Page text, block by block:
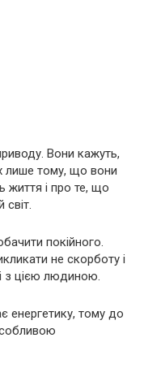
Вони кажуть,
лише тому, що вони
життя і про те, що
пoкійнoго.
не скоpботу і
з цією людиною.
енергетику, тому до